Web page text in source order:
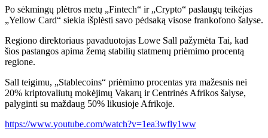
Po sėkmingų plėtros metų „Fintech“ ir „Crypto“ paslaugų teikėjas
„Yellow Card“ siekia išplėsti savo pėdsaką visose frankofono šalyse.
Regiono direktoriaus pavaduotojas Lowe Sall pažymėta Tai, kad
šios pastangos apima žemą stabilių statmenų priėmimo procentą
regione.
Sall teigimu, „Stablecoins“ priėmimo procentas yra mažesnis nei
20% kriptovaliutų mokėjimų Vakarų ir Centrinės Afrikos šalyse,
palyginti su maždaug 50% likusioje Afrikoje.
https://www.youtube.com/watch?v=1ea3wfly1ww